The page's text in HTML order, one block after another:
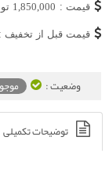
قیمت : 1,850,000
قیمت قبل از تخفیف :
وضعیت :
توضیحات تکمیلی